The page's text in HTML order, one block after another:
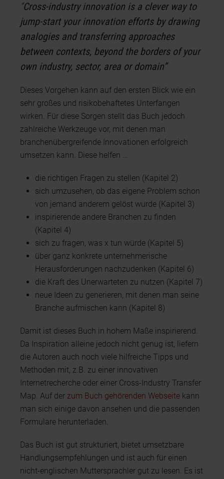
“Cross-industry innovation is a clever way to
jump-start your innovation efforts by drawing
analogies and transferring approaches
between contexts, beyond the borders of your
own industry, sector, area or domain”
Dieses Vorgehen kann auf den ersten Blick wie ein
sehr großes und risikobehaftetes Unterfangen
wirken. Für diese Sorgen stellt das Buch jedoch
zahlreiche Werkzeuge vor, mit denen man
branchenübergreifende Innovationen erfolgreich
umsetzen kann. Diese helfen …
die richtigen Fragen zu stellen (Kapitel 2)
sich umzusehen, ob das eigene Problem schon
von jemand anderem gelöst wurde (Kapitel 3)
inspirierende andere Branchen zu finden
(Kapitel 4)
sich zu fragen, was x tun würde (Kapitel 5)
über ganz konkrete unternehmerische
Herausforderungen nachzudenken (Kapitel 6)
die Kraft des Unerwarteten zu nutzen (Kapitel 7)
neue Ideen zu generieren, mit denen man seine
Branche aufmischen kann (Kapitel 8)
Damit ist dieses Buch in hohem Maße inspirierend.
Da Inspiration alleine jedoch nicht genug ist, liefern
die Autoren auch noch viele hilfreiche Tipps und
Methoden mit, z.B. zu einer innovativen
Internetrecherche oder einer Cross-Industry Transfer
Map. Auf der zum Buch gehörenden Webseite kann
man sich einige davon ansehen und die passenden
Formulare herunterladen.
Das Buch ist gut strukturiert, bietet umsetzbare
Handlungsempfehlungen und ist auch für einen
nicht-englischen Muttersprachler gut zu lesen. Es ist